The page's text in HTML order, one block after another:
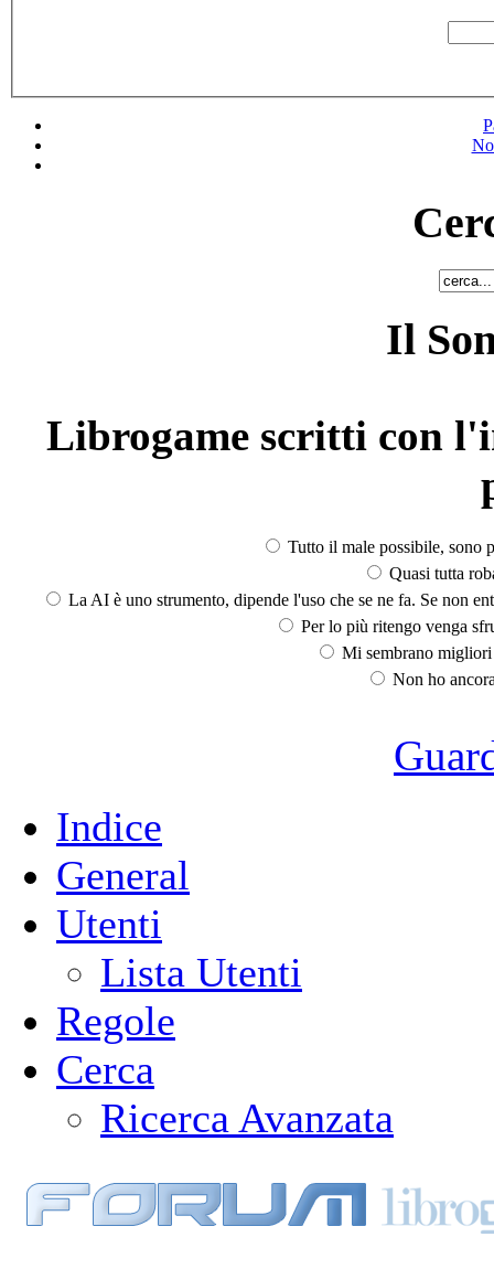
Il
Librogame scritti con
Tutto il male possibile, sono
Quasi tutta
La AI è uno strumento, dipende l'uso che se ne fa. Se non
Per lo più ritengo venga
Mi sembrano
Non ho
Indice
General
Utenti
Lista Utenti
Regole
Cerca
Ricerca Avanzata